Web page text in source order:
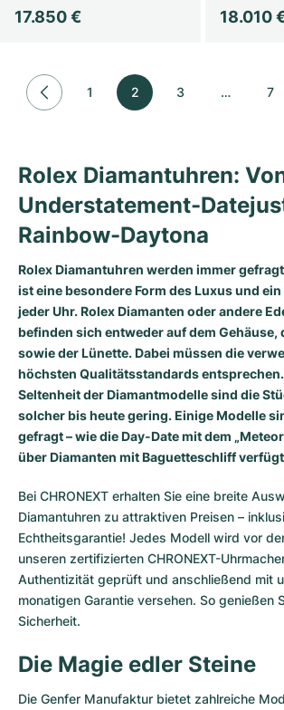
17.850 € 18.010
1 2 3 … 7
Rolex Diamantuhren:
Understatement-
Rainbow-Daytona
Rolex Diamantuhren werden immer
ist eine besondere Form des Luxus und
jeder Uhr. Rolex Diamanten oder andere
befinden sich entweder auf dem Gehäuse,
sowie der Lünette. Dabei müssen die
höchsten Qualitätsstandards
Seltenheit der Diamantmodelle sind die
solcher bis heute gering. Einige Modelle
gefragt – wie die Day-Date mit dem
über Diamanten mit Baguetteschliff
Bei CHRONEXT erhalten Sie eine breite
Diamantuhren zu attraktiven Preisen –
Echtheitsgarantie! Jedes Modell wird vor
unseren zertifizierten CHRONEXT-
Authentizität geprüft und anschließend mit
monatigen Garantie versehen. So genießen
Sicherheit.
Die Magie edler Steine
Die Genfer Manufaktur bietet zahlreiche